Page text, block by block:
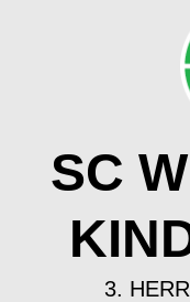
SC
3.